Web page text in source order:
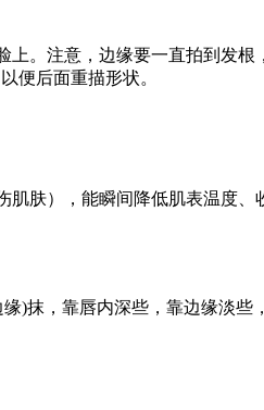
。注意，边缘要一直拍到发
便后面重描形状。
肤），能瞬间降低肌表温度、
)抹，靠唇内深些，靠边缘淡些